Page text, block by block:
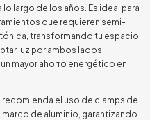
largo de los años. Es ideal para
que requieren semi-
transformando tu espacio
luz por ambos lados,
mayor ahorro energético en
el uso de clamps de
de aluminio, garantizando